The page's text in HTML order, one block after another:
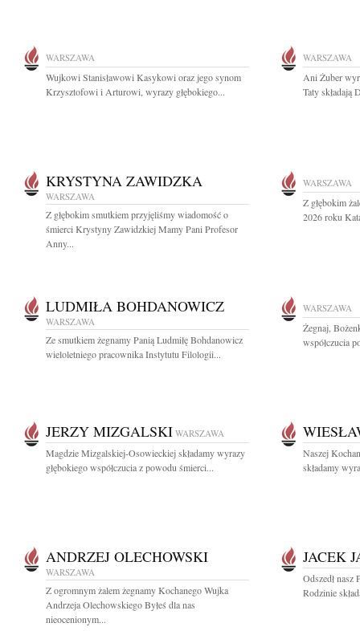
WARSZAWA
Wujkowi Stanisławowi Kasykowi oraz jego synom
Krzysztofowi i Arturowi, wyrazy głębokiego...
WARSZAWA
Ani Żuber
Taty składają
KRYSTYNA ZAWIDZKA
WARSZAWA
Z głębokim smutkiem przyjęliśmy wiadomość o
śmierci Krystyny Zawidzkiej Mamy Pani Profesor
Anny...
WARSZAWA
Z głębokim
2026 roku
LUDMIŁA BOHDANOWICZ
WARSZAWA
Ze smutkiem żegnamy Panią Ludmiłę Bohdanowicz
wieloletniego pracownika Instytutu Filologii...
WARSZAWA
Żegnaj,
współczucia
JERZY MIZGALSKI WARSZAWA
Magdzie Mizgalskiej-Osowieckiej składamy wyrazy
głębokiego współczucia z powodu śmierci...
Naszej
składamy
ANDRZEJ OLECHOWSKI
WARSZAWA
Z ogromnym żalem żegnamy Kochanego Wujka
Andrzeja Olechowskiego Byłeś dla nas
nieocenionym...
JACEK
Odszedł nasz
Rodzinie